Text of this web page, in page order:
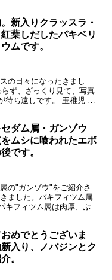
新入りクラッスラ・
葉しだしたパキベリ
ムです。
の日々になったきまし
ず、ざっくり見て、写真
ち遠しです。 玉稚児 学
ダム属・ガンゾウ
ムシに喰われたエボ
です。
の"ガンゾウ"をご紹介さ
ました。パキフィツム属
フィツム属は肉厚、ぷっ
めでとうございま
入り、ノバジンとク
。